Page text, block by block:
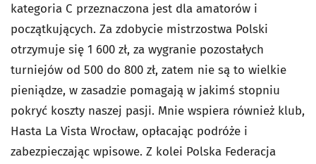
kategoria C przeznaczona jest dla amatorów i
początkujących. Za zdobycie mistrzostwa Polski
otrzymuje się 1 600 zł, za wygranie pozostałych
turniejów od 500 do 800 zł, zatem nie są to wielkie
pieniądze, w zasadzie pomagają w jakimś stopniu
pokryć koszty naszej pasji. Mnie wspiera również klub,
Hasta La Vista Wrocław, opłacając podróże i
zabezpieczając wpisowe. Z kolei Polska Federacja